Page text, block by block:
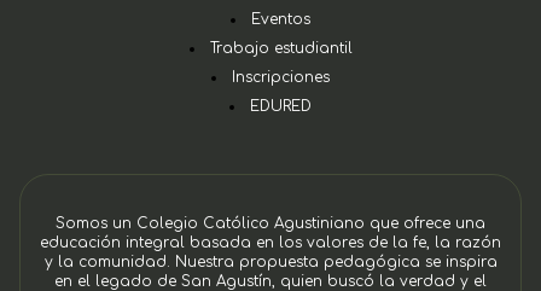
Eventos
Trabajo estudiantil
Inscripciones
EDURED
Somos un Colegio Católico Agustiniano que ofrece una
educación integral basada en los valores de la fe, la razón
y la comunidad. Nuestra propuesta pedagógica se inspira
en el legado de San Agustín, quien buscó la verdad y el